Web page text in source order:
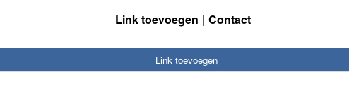
Link toevoegen Contact
Link toevoegen